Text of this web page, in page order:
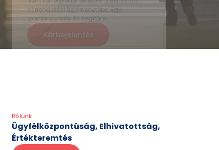
Rólunk
Ügyfélközpontúság, Elhivatottság,
Értékteremtés